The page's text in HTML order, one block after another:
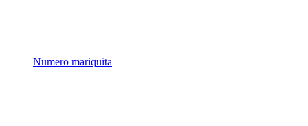
Numero mariquita